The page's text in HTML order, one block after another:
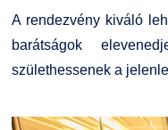
A rendezvény kiváló
barátságok
születhessenek a